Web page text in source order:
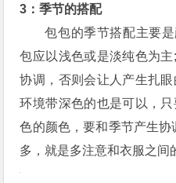
3：季节的搭配
包包的季节搭配主要
包应以浅色或是淡纯色为
协调，否则会让人产生扎
环境带深色的也是可以，
色的颜色，要和季节产生
多，就是多注意和衣服之间